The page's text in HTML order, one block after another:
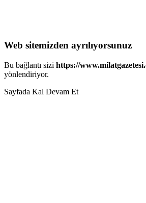
Web sitemizden ayrılıyorsunuz
Bu bağlantı sizi https://
yönlendiriyor.
Sayfada Kal Devam Et